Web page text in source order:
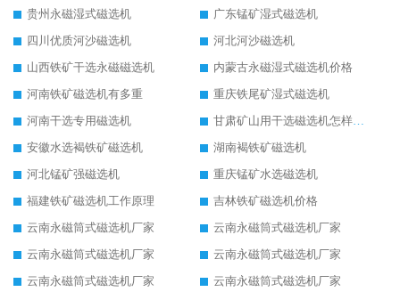
贵州永磁湿式磁选机
广东锰矿湿式磁选机
四川优质河沙磁选机
河北河沙磁选机
山西铁矿干选永磁磁选机
内蒙古永磁湿式磁选机价格
河南铁矿磁选机有多重
重庆铁尾矿湿式磁选机
河南干选专用磁选机
甘肃矿山用干选磁选机怎样调磁
安徽水选褐铁矿磁选机
湖南褐铁矿磁选机
河北锰矿强磁选机
重庆锰矿水选磁选机
福建铁矿磁选机工作原理
吉林铁矿磁选机价格
云南永磁筒式磁选机厂家
云南永磁筒式磁选机厂家
云南永磁筒式磁选机厂家
云南永磁筒式磁选机厂家
云南永磁筒式磁选机厂家
云南永磁筒式磁选机厂家